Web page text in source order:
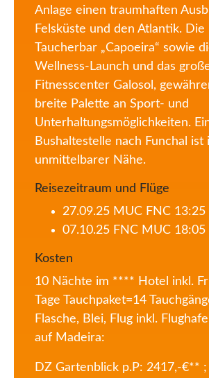
Anlage einen traumhaften
Felsküste und den Atlantik. Die
Taucherbar „Capoeira“ sowie
Wellness-Launch und das
Fitnesscenter Galosol,
breite Palette an Sport- und
Unterhaltungsmöglichkeiten.
Bushaltestelle nach Funchal ist
unmittelbarer Nähe.
Reisezeitraum und Flüge
27.09.25 MUC FNC
07.10.25 FNC MUC
Kosten
10 Nächte im **** Hotel inkl.
Tage Tauchpaket=14
Flasche, Blei, Flug inkl.
auf Madeira:
DZ Gartenblick p.P: 2417,-€**